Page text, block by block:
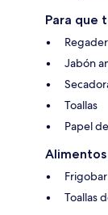
Para que
Jabón
Toallas
Papel
Frigobar
Toallas